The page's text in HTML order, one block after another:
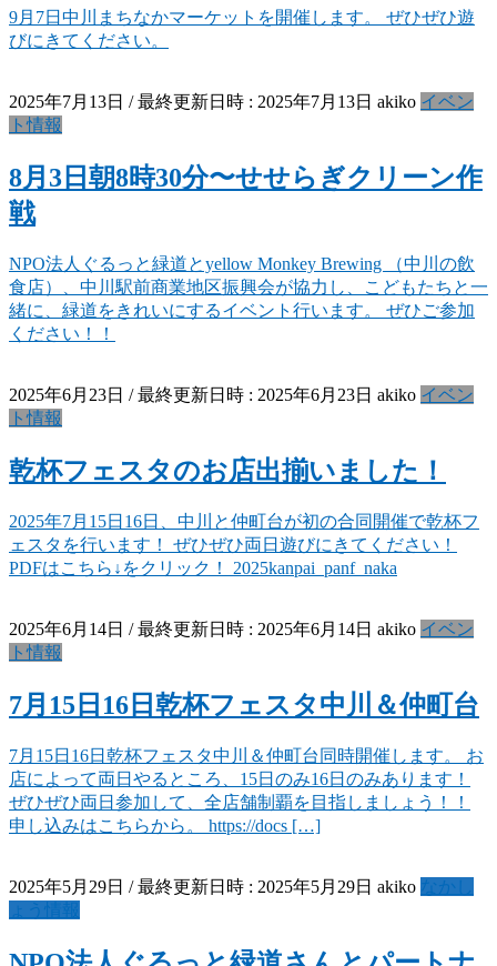
9月7日中川まちなかマーケットを開催します。 ぜひぜひ遊
びにきてください。
2025年7月13日 / 最終更新日時 : 2025年7月13日 akiko イベン
ト情報
8月3日朝8時30分〜せせらぎクリーン作
戦
NPO法人ぐるっと緑道とyellow Monkey Brewing （中川の飲
食店）、中川駅前商業地区振興会が協力し、こどもたちと一
緒に、緑道をきれいにするイベント行います。 ぜひご参加
ください！！
2025年6月23日 / 最終更新日時 : 2025年6月23日 akiko イベン
ト情報
乾杯フェスタのお店出揃いました！
2025年7月15日16日、中川と仲町台が初の合同開催で乾杯フ
ェスタを行います！ ぜひぜひ両日遊びにきてください！
PDFはこちら↓をクリック！ 2025kanpai_panf_naka
2025年6月14日 / 最終更新日時 : 2025年6月14日 akiko イベン
ト情報
7月15日16日乾杯フェスタ中川＆仲町台
7月15日16日乾杯フェスタ中川＆仲町台同時開催します。 お
店によって両日やるところ、15日のみ16日のみあります！
ぜひぜひ両日参加して、全店舗制覇を目指しましょう！！
申し込みはこちらから。 https://docs […]
2025年5月29日 / 最終更新日時 : 2025年5月29日 akiko なかし
ょう情報